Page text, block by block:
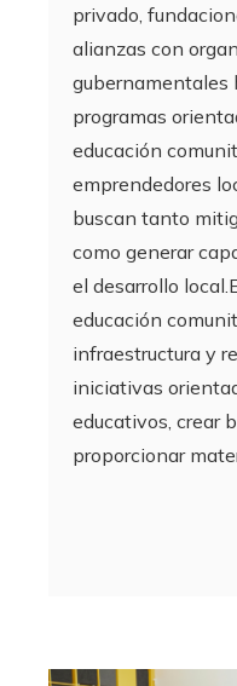
privado,
alianzas con
gubernamentales
programas
educación
emprendedores
buscan tanto
como generar
el desarrollo
educación
infraestructura y
iniciativas
educativos, crear
proporcionar